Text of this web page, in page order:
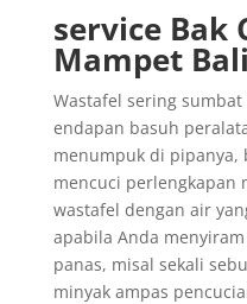
service Bak
Mampet
Wastafel sering
endapan basuh
menumpuk di pipanya,
mencuci perlengkapan
wastafel dengan air
apabila Anda
panas, misal sekali
minyak ampas